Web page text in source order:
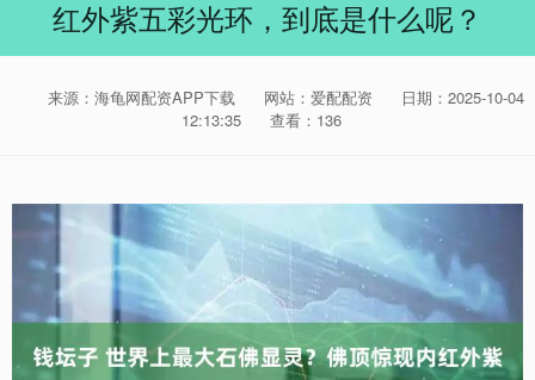
红外紫五彩光环，到底是什么呢？
来源：海龟网配资APP下载 网站：爱配配资
日期：2025-10-04
12:13:35
查看：136